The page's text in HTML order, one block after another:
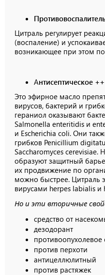
Цитраль регулирует
(воспаление) и
возникающее при этом
Антисептическое
Это эфирное масло
вирусов, бактерий и
гераниол оказывают
Salmonella enteritidis и
и Escherichia coli. Они
грибков Penicillium
Saccharomyces cerevisiae.
образуют защитный
их продвижение по
можно быстрее. Цитраль
вирусами herpes labialis и
Но и эти вторичные
средство от
дезодорант
противоопухолевое
против перхоти
антицеллюлитный
против растяжек